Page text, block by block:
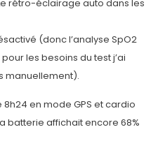
rétro-éclairage auto dans les
(donc l’analyse SpO2
les besoins du test j’ai
manuellement).
en mode GPS et cardio
batterie affichait encore 68%